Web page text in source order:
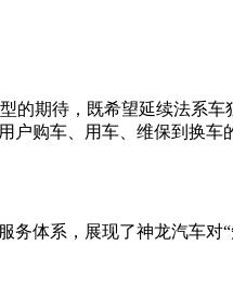
期待，既希望延续法系
购车、用车、维保到换
体系，展现了神龙汽车对“